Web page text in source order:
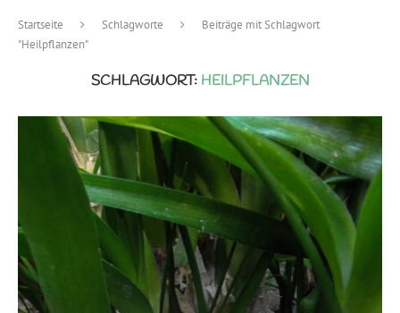
Startseite Schlagworte
Beiträge mit Schlagwort
"Heilpflanzen"
SCHLAGWORT: HEILPFLANZEN